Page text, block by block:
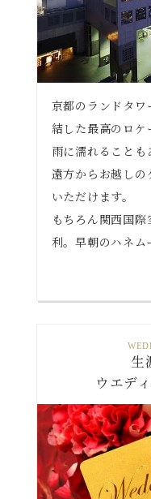
京都のランドタ
結した最高のロケ
雨に濡れることも
遠方からお越し
いただけます。
もちろん関西国
利。早朝のハネム
生
ウエデ